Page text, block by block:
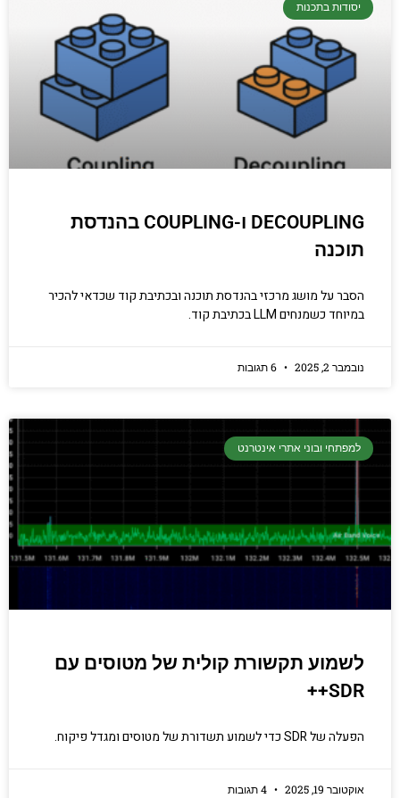
יסודות בתכנות
DECOUPLING ו-COUPLING בהנדסת
תוכנה
הסבר על מושג מרכזי בהנדסת תוכנה ובכתיבת קוד שכדאי להכיר
במיוחד כשמנחים LLM בכתיבת קוד.
נובמבר 2, 2025
למפתחי ובוני אתרי אינטרנט
לשמוע תקשורת קולית של מטוסים עם
SDR++
הפעלה של SDR כדי לשמוע תשדורת של מטוסים ומגדל פיקוח.
אוקטובר 19, 2025